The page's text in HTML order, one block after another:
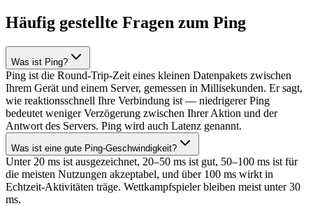
Häufig gestellte Fragen zum Ping
Was ist Ping?
Ping ist die Round-Trip-Zeit eines kleinen Datenpakets zwischen
Ihrem Gerät und einem Server, gemessen in Millisekunden. Er sagt,
wie reaktionsschnell Ihre Verbindung ist — niedrigerer Ping
bedeutet weniger Verzögerung zwischen Ihrer Aktion und der
Antwort des Servers. Ping wird auch Latenz genannt.
Was ist eine gute Ping-Geschwindigkeit?
Unter 20 ms ist ausgezeichnet, 20–50 ms ist gut, 50–100 ms ist für
die meisten Nutzungen akzeptabel, und über 100 ms wirkt in
Echtzeit-Aktivitäten träge. Wettkampfspieler bleiben meist unter 30
ms.